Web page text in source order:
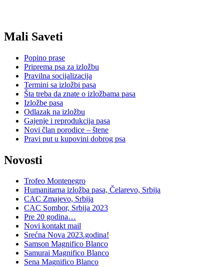
Mali Saveti
Popino prase
Priprema psa za izložbu
Pravilna socijalizacija
Termini sa izložbi pasa
Šta treba da znate o izložbama pasa
Izložbe pasa
Odlazak na izložbu
Gajenje i reprodukcija pasa
Novi član porodice – štene
Pravi put u kupovini dobrog psa
Novosti
Trofeo Montenegro
Humanitarna izložba pasa, Čelarevo, Srbija
CAC Zmajevo, Srbija
CAC Sombor, Srbija 2023
Pre 20 godina…
Novi kontakt mail
Srećna Nova 2023.godina!
Samson Magnifico Blanco
Samurai Magnifico Blanco
Sena Magnifico Blanco